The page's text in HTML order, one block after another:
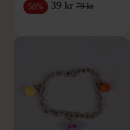
50% 39 kr 79 kr